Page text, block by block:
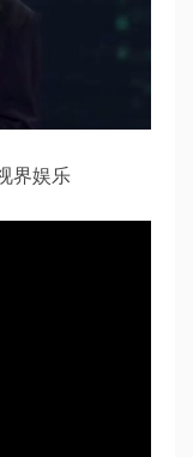
界娱乐